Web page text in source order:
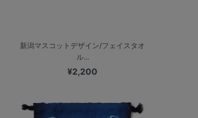
新潟マスコットデザイン/フェイスタオ
ル...
¥2,200